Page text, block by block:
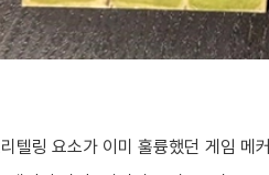
텔링 요소가 이미 훌륭했던 게임 메